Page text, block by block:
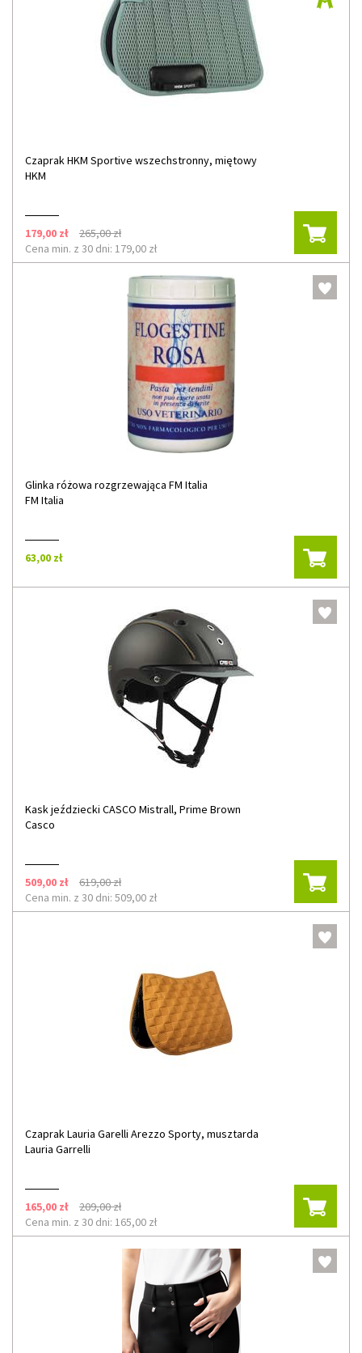
Czaprak HKM Sportive wszechstronny, miętowy
HKM
179,00 zł
265,00 zł
Cena min. z 30 dni: 179,00 zł
Glinka różowa rozgrzewająca FM Italia
FM Italia
63,00 zł
Kask jeździecki CASCO Mistrall, Prime Brown
Casco
509,00 zł
619,00 zł
Cena min. z 30 dni: 509,00 zł
Czaprak Lauria Garelli Arezzo Sporty, musztarda
Lauria Garrelli
165,00 zł
209,00 zł
Cena min. z 30 dni: 165,00 zł